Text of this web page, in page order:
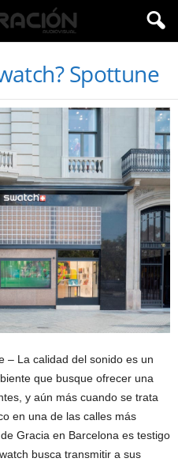
Spottune
– La calidad del sonido es un
que busque ofrecer una
y aún más cuando se trata
en una de las calles más
Gracia en Barcelona es testigo
busca transmitir a sus